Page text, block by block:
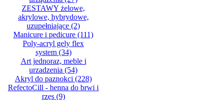
ZESTAWY żelowe,
akrylowe, hybrydowe,
uzupełniające (2)
Manicure i pedicure (111)
Poly-acryl gely flex
system(34)
Art jednoraz, meble i
urzadzenia (54)
Akryl do paznokci (228)
RefectoCill - henna do brwi i
rzęs(9)